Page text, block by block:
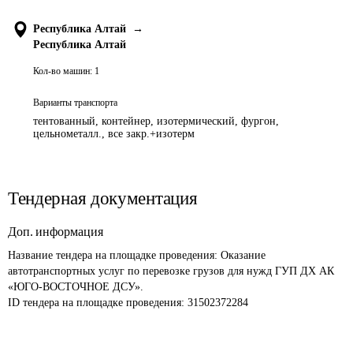
Республика Алтай
→
Республика Алтай
Кол-во машин: 1
Варианты транспорта
тентованный, контейнер, изотермический, фургон,
цельнометалл., все закр.+изотерм
Тендерная документация
Доп. информация
Название тендера на площадке проведения: Оказание
автотранспортных услуг по перевозке грузов для нужд ГУП ДХ АК
«ЮГО-ВОСТОЧНОЕ ДСУ».
ID тендера на площадке проведения: 31502372284